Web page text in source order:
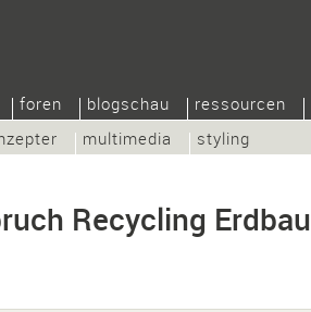
multimedia styling
foren blogschau ressourcen
Recycling Erdbau